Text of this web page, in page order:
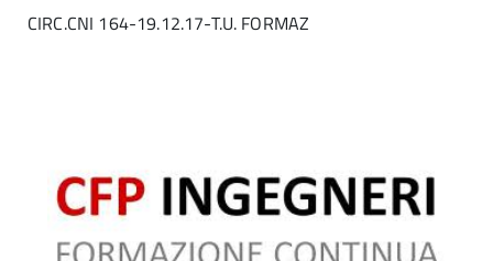
CIRC.CNI 164-19.12.17-T.U. FORMAZ